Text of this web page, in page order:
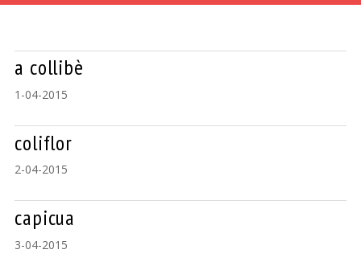
a collibè
1-04-2015
coliflor
2-04-2015
capicua
3-04-2015